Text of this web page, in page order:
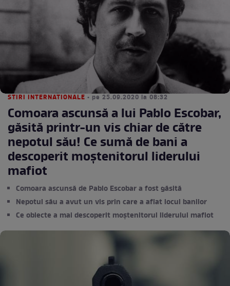
STIRI INTERNATIONALE • pe 25.09.2020 la 08:32
Comoara ascunsă a lui Pablo Escobar,
găsită printr-un vis chiar de către
nepotul său! Ce sumă de bani a
descoperit moștenitorul liderului
mafiot
Comoara ascunsă de Pablo Escobar a fost găsită
Nepotul său a avut un vis prin care a aflat locul banilor
Ce obiecte a mai descoperit moștenitorul liderului mafiot